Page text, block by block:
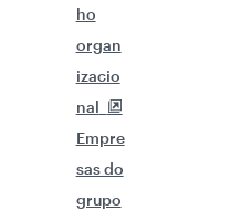
ho
organ
izacio
nal
Empre
sas do
grupo